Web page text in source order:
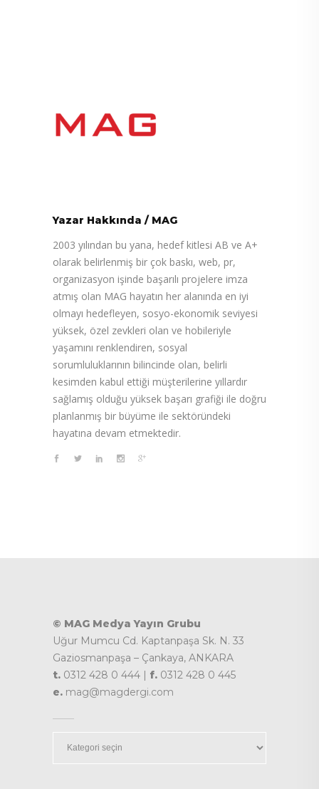
Yazar Hakkında / MAG
2003 yılından bu yana, hedef kitlesi AB ve A+
olarak belirlenmiş bir çok baskı, web, pr,
organizasyon işinde başarılı projelere imza
atmış olan MAG hayatın her alanında en iyi
olmayı hedefleyen, sosyo-ekonomik seviyesi
yüksek, özel zevkleri olan ve hobileriyle
yaşamını renklendiren, sosyal
sorumluluklarının bilincinde olan, belirli
kesimden kabul ettiği müşterilerine yıllardır
sağlamış olduğu yüksek başarı grafiği ile doğru
planlanmış bir büyüme ile sektöründeki
hayatına devam etmektedir.
© MAG Medya Yayın Grubu
Uğur Mumcu Cd. Kaptanpaşa Sk. N. 33
Gaziosmanpaşa – Çankaya, ANKARA
t. 0312 428 0 444 | f. 0312 428 0 445
e. mag@magdergi.com